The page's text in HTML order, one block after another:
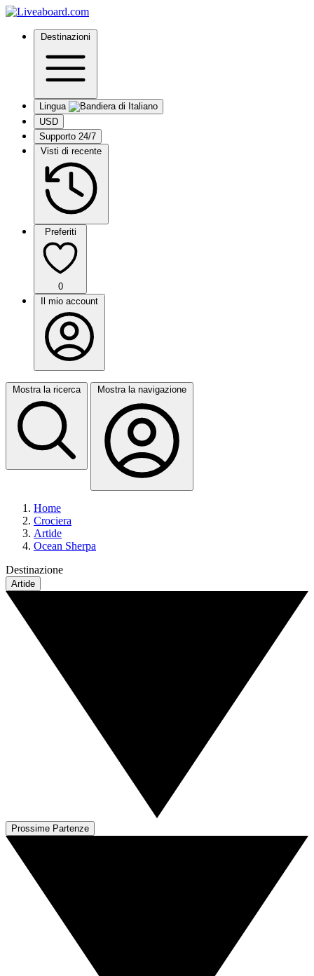
Destinazioni
Lingua
USD
Supporto 24/7
Visti di recente
Preferiti
0
Il mio account
Mostra la ricerca Mostra la navigazione
Home
Crociera
Artide
Ocean Sherpa
Destinazione
Artide
Prossime Partenze